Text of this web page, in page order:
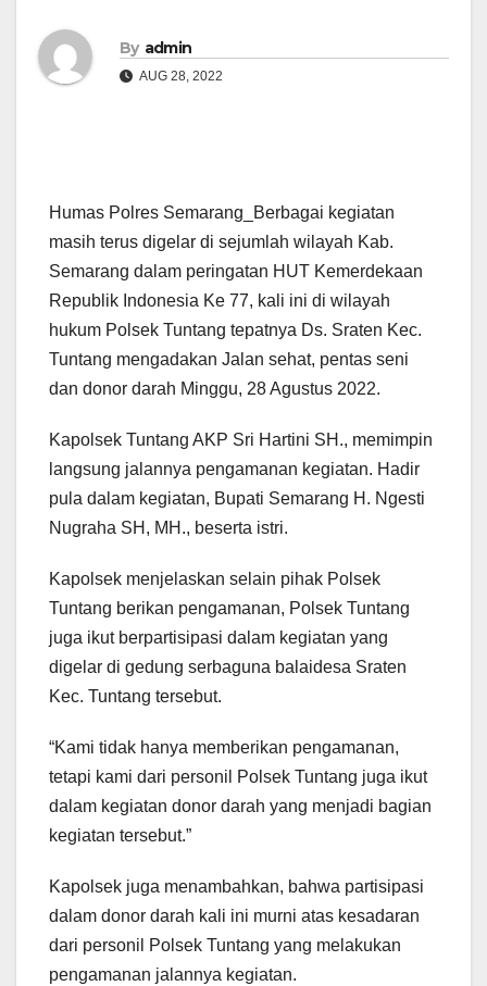
By admin
AUG 28, 2022
Humas Polres Semarang_Berbagai kegiatan
masih terus digelar di sejumlah wilayah Kab.
Semarang dalam peringatan HUT Kemerdekaan
Republik Indonesia Ke 77, kali ini di wilayah
hukum Polsek Tuntang tepatnya Ds. Sraten Kec.
Tuntang mengadakan Jalan sehat, pentas seni
dan donor darah Minggu, 28 Agustus 2022.
Kapolsek Tuntang AKP Sri Hartini SH., memimpin
langsung jalannya pengamanan kegiatan. Hadir
pula dalam kegiatan, Bupati Semarang H. Ngesti
Nugraha SH, MH., beserta istri.
Kapolsek menjelaskan selain pihak Polsek
Tuntang berikan pengamanan, Polsek Tuntang
juga ikut berpartisipasi dalam kegiatan yang
digelar di gedung serbaguna balaidesa Sraten
Kec. Tuntang tersebut.
“Kami tidak hanya memberikan pengamanan,
tetapi kami dari personil Polsek Tuntang juga ikut
dalam kegiatan donor darah yang menjadi bagian
kegiatan tersebut.”
Kapolsek juga menambahkan, bahwa partisipasi
dalam donor darah kali ini murni atas kesadaran
dari personil Polsek Tuntang yang melakukan
pengamanan jalannya kegiatan.